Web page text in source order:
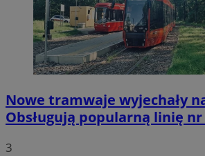
Nowe tramwaje wyjechały
Obsługują popularną linię nr
3